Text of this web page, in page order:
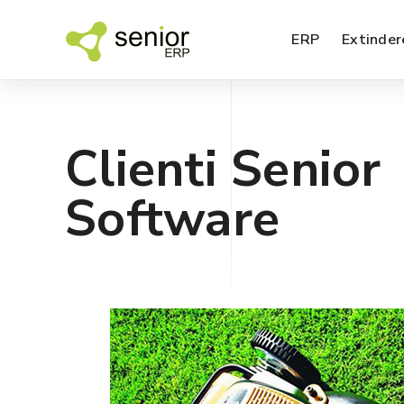
ERP
SFA – agenti de vanzari
EDI – Electronic Data Interchange
BI – analiza datelor
SPM – management performanta
Nou!
Clienti Senior
Software